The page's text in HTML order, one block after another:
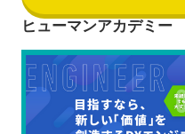
ヒューマンアカデミー